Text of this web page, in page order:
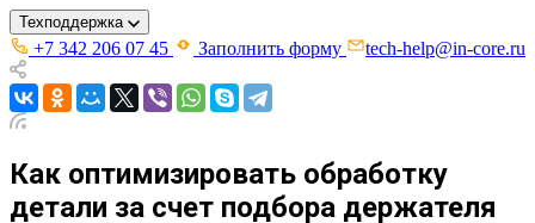
Техподдержка
+7 342 206 07 45 Заполнить форму tech-help@in-core.ru
Как оптимизировать обработку
детали за счет подбора держателя